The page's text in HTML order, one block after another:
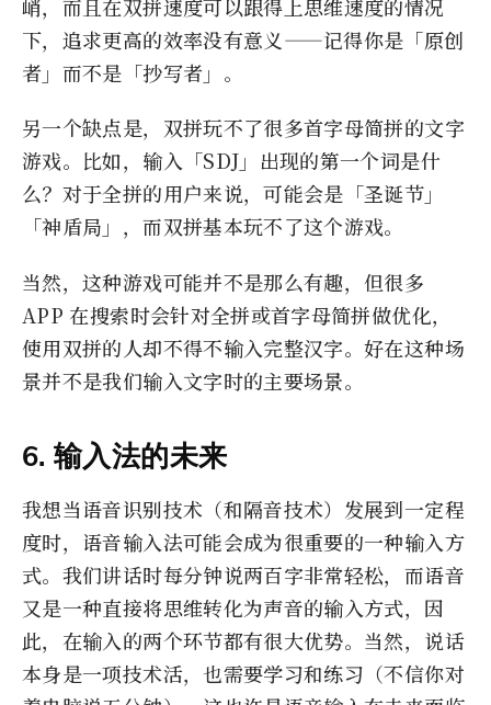
峭，而且在双拼速度可以跟得上思维速度的情况
下，追求更高的效率没有意义——记得你是「原创
者」而不是「抄写者」。
另一个缺点是，双拼玩不了很多首字母简拼的文字
游戏。比如，输入「SDJ」出现的第一个词是什
么？对于全拼的用户来说，可能会是「圣诞节」
「神盾局」，而双拼基本玩不了这个游戏。
当然，这种游戏可能并不是那么有趣，但很多
APP 在搜索时会针对全拼或首字母简拼做优化，
使用双拼的人却不得不输入完整汉字。好在这种场
景并不是我们输入文字时的主要场景。
6. 输入法的未来
我想当语音识别技术（和隔音技术）发展到一定程
度时，语音输入法可能会成为很重要的一种输入方
式。我们讲话时每分钟说两百字非常轻松，而语音
又是一种直接将思维转化为声音的输入方式，因
此，在输入的两个环节都有很大优势。当然，说话
本身是一项技术活，也需要学习和练习（不信你对